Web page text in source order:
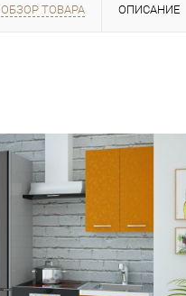
ОБЗОР ТОВАРА ОПИСАНИЕ